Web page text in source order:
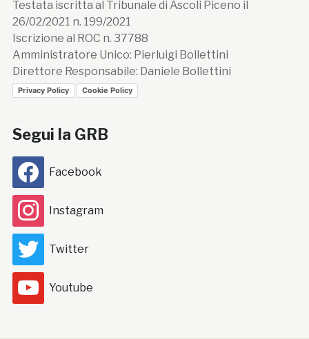
Testata iscritta al Tribunale di Ascoli Piceno il
26/02/2021 n. 199/2021
Iscrizione al ROC n. 37788
Amministratore Unico: Pierluigi Bollettini
Direttore Responsabile: Daniele Bollettini
Privacy Policy Cookie Policy
Segui la GRB
Facebook
Instagram
Twitter
Youtube